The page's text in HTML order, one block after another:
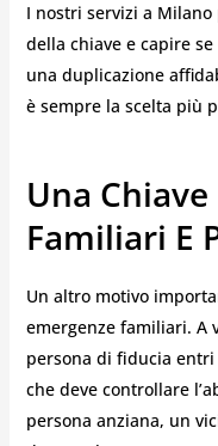
I nostri servizi a
della chiave e capire
una duplicazione
è sempre la scelta più
Una
Familiari E
Un altro motivo
emergenze familiari. A
persona di fiducia
che deve controllare
persona anziana, un